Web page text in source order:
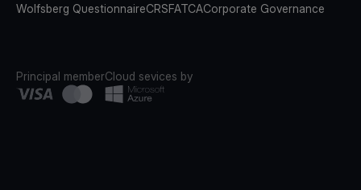
Wolfsberg QuestionnaireCRSFATCACorporate Governance
Principal memberCloud sevices by